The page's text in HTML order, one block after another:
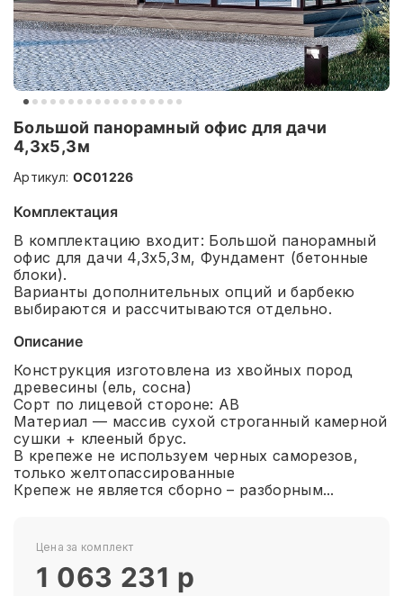
Большой панорамный офис для дачи
4,3х5,3м
Артикул: ОС01226
Комплектация
В комплектацию входит: Большой панорамный
офис для дачи 4,3х5,3м, Фундамент (бетонные
блоки).
Варианты дополнительных опций и барбекю
выбираются и рассчитываются отдельно.
Описание
Конструкция изготовлена из хвойных пород
древесины (ель, сосна)
Сорт по лицевой стороне: АВ
Материал — массив сухой строганный камерной
сушки + клееный брус.
В крепеже не используем черных саморезов,
только желтопассированные
Крепеж не является сборно – разборным...
Цена за комплект
1 063 231 р